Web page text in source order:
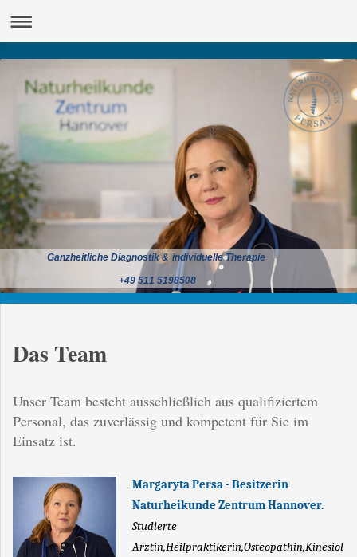
Ganzheitliche Diagnostik & individuelle Therapie
+49 511 5198508
Das Team
Unser Team besteht ausschließlich aus qualifiziertem
Personal, das zuverlässig und kompetent für Sie im
Einsatz ist.
Margaryta Persa - Besitzerin​
Naturheikunde Zentrum Hannover.
Studierte
Arztin,Heilpraktikerin,Osteopathin,Kinesiol